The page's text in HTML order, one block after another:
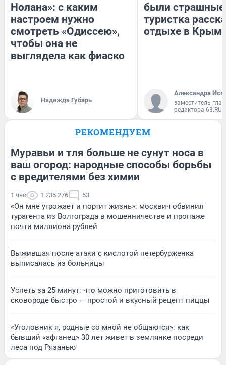
Нолана»: с каким
настроем нужно
смотреть «Одиссею»,
чтобы она не
выглядела как фиаско
Надежда Губарь
были
туристка
отдыхе в
Александра
заместитель
редактора 63.RU
РЕКОМЕНДУЕМ
Муравьи и тля больше не сунут носа в
ваш огород: народные способы борьбы
с вредителями без химии
1 час 1 235 276 53
«Он мне угрожает и портит жизнь»: москвич обвинил
турагента из Волгограда в мошенничестве и пропаже
почти миллиона рублей
Выжившая после атаки с кислотой петербурженка
выписалась из больницы
Успеть за 25 минут: что можно приготовить в
сковороде быстро — простой и вкусный рецепт пиццы
«Уголовник я, родные со мной не общаются»: как
бывший «афганец» 30 лет живет в землянке посреди
леса под Рязанью